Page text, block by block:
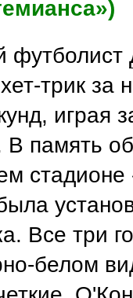
футболист
трик за
играя
В память
стадионе
Все три
белом